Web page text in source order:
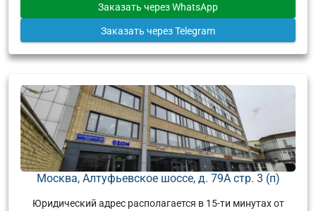
Заказать через WhatsApp
Заказать через Telegram
Москва, Алтуфьевское шоссе, д. 79А стр. 3 (п)
Юридический адрес располагается в 15-ти минутах от